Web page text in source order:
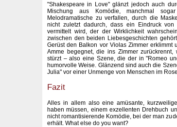
"Shakespeare in Love" glänzt jedoch auch
Mischung aus Komödie, manchmal
Melodramatische zu verfallen, durch die
nicht zuletzt dadurch, dass ein Eindruck
vermittelt wird, der der Wirklichkeit
zwischen den beiden Liebesgeschichten
Gerüst den Balkon vor Violas Zimmer
Amme begegnet, die ins Zimmer
stürzt – also eine Szene, die der in "Romeo
humorvolle Weise. Glänzend sind auch die
Julia" vor einer Unmenge von Menschen im
Fazit
Alles in allem also eine amüsante,
haben müssen, einem exzellenten Drehbuch
nicht romantisierende Komödie, bei der man
erhält. What else do you want?